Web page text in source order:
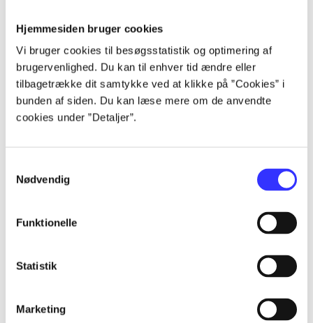
Hjemmesiden bruger cookies
Vi bruger cookies til besøgsstatistik og optimering af
brugervenlighed. Du kan til enhver tid ændre eller
tilbagetrække dit samtykke ved at klikke på ”Cookies” i
bunden af siden. Du kan læse mere om de anvendte
cookies under ”Detaljer”.
Nødvendig
Funktionelle
Statistik
Marketing
Artikler
Alle registrerede artikler fordelt på udgivelser
...